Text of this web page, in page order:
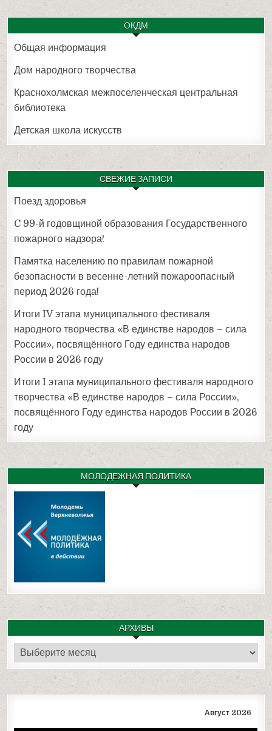
ОКДМ
Общая информация
Дом народного творчества
Краснохолмская межпоселенческая центральная
библиотека
Детская школа искусств
СВЕЖИЕ ЗАПИСИ
Поезд здоровья
C 99-й годовщиной образования Государственного
пожарного надзора!
Памятка населению по правилам пожарной
безопасности в весенне-летний пожароопасный
период 2026 года!
Итоги IV этапа муниципального фестиваля
народного творчества «В единстве народов – сила
России», посвящённого Году единства народов
России в 2026 году
Итоги I этапа муниципального фестиваля народного
творчества «В единстве народов – сила России»,
посвящённого Году единства народов России в 2026
году
МОЛОДЕЖНАЯ ПОЛИТИКА
АРХИВЫ
Архивы
Август 2026